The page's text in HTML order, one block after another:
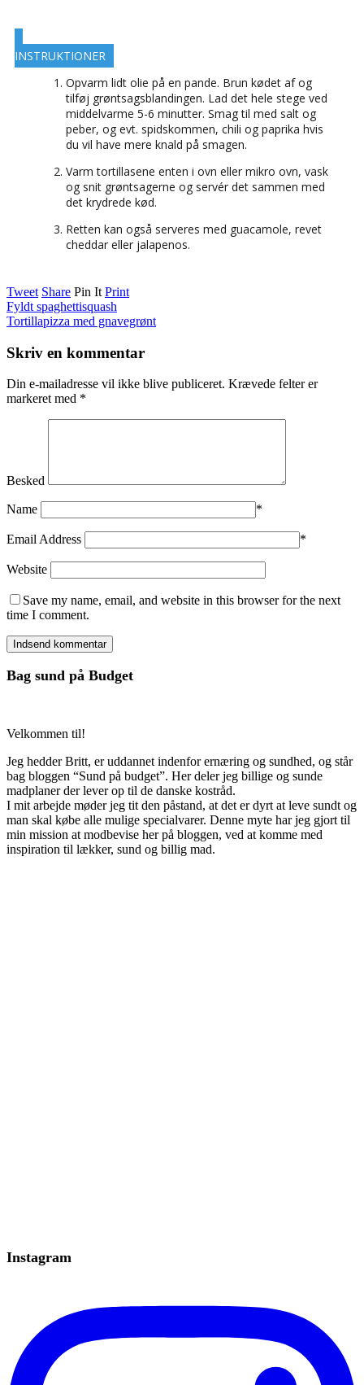
INSTRUKTIONER
Opvarm lidt olie på en pande. Brun kødet af og
tilføj grøntsagsblandingen. Lad det hele stege ved
middelvarme 5-6 minutter. Smag til med salt og
peber, og evt. spidskommen, chili og paprika hvis
du vil have mere knald på smagen.
Varm tortillasene enten i ovn eller mikro ovn, vask
og snit grøntsagerne og servér det sammen med
det krydrede kød.
Retten kan også serveres med guacamole, revet
cheddar eller jalapenos.
Tweet Share Pin It Print
Fyldt spaghettisquash
Tortillapizza med gnavegrønt
Skriv en kommentar
Din e-mailadresse vil ikke blive publiceret. Krævede felter er
markeret med *
Besked
Name *
Email Address *
Website
Save my name, email, and website in this browser for the next
time I comment.
Bag sund på Budget
Velkommen til!
Jeg hedder Britt, er uddannet indenfor ernæring og sundhed, og står
bag bloggen “Sund på budget”. Her deler jeg billige og sunde
madplaner der lever op til de danske kostråd.
I mit arbejde møder jeg tit den påstand, at det er dyrt at leve sundt og
man skal købe alle mulige specialvarer. Denne myte har jeg gjort til
min mission at modbevise her på bloggen, ved at komme med
inspiration til lækker, sund og billig mad.
Instagram